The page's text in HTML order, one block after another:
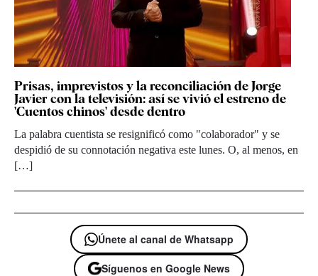
Prisas, imprevistos y la reconciliación de Jorge
Javier con la televisión: así se vivió el estreno de
'Cuentos chinos' desde dentro
La palabra cuentista se resignificó como "colaborador" y se
despidió de su connotación negativa este lunes. O, al menos, en
[…]
Únete al canal de Whatsapp
Síguenos en Google News